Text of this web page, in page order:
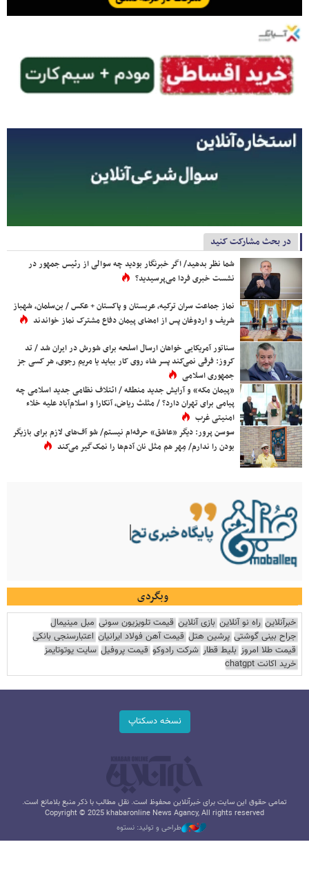
در بحث مشارکت کنید
شما نظر بدهید/ اگر خبرنگار بودید چه سوالی از رئیس جمهور در
نشست خبری فردا می‌پرسیدید؟
نماز جماعت سران ترکیه، عربستان و پاکستان + عکس / بن‌سلمان، شهباز
شریف و اردوغان پس از امضای پیمان دفاع مشترک نماز خواندند
سناتور آمریکایی خواهان ارسال اسلحه برای شورش در ایران شد / تد
کروز: فرقی نمی‌کند پسر شاه روی کار بیاید یا مریم رجوی، هر کسی جز
جمهوری اسلامی
«پیمان مکه» و آرایش جدید منطقه / ائتلاف نظامی جدید اسلامی چه
پیامی برای تهران دارد؟ / مثلث ریاض، آنکارا و اسلام‌آباد علیه خلاء
امنیتی غرب
سوسن پرور: دیگر «عاشق» حرفه‌ام نیستم/ شو آف‌های لازم برای بازیگر
بودن را ندارم/ مِهر هم مثل نان آدم‌ها را نمک‌گیر می‌کند
وبگردی
خبرآنلاین راه نو آنلاین بازی آنلاین قیمت تلویزیون سونی مبل مینیمال
جراح بینی گوشتی پرشین هتل قیمت آهن فولاد ایرانیان اعتبارسنجی بانکی
قیمت طلا امروز بلیط قطار شرکت رادوکو قیمت پروفیل سایت یوتوتایمز
خرید اکانت chatgpt
نسخه دسکتاپ
تمامی حقوق این سایت برای خبرآنلاین محفوظ است. نقل مطالب با ذکر منبع بلامانع است.
Copyright © 2025 khabaronline News Agancy, All rights reserved
طراحی و تولید: نستوه